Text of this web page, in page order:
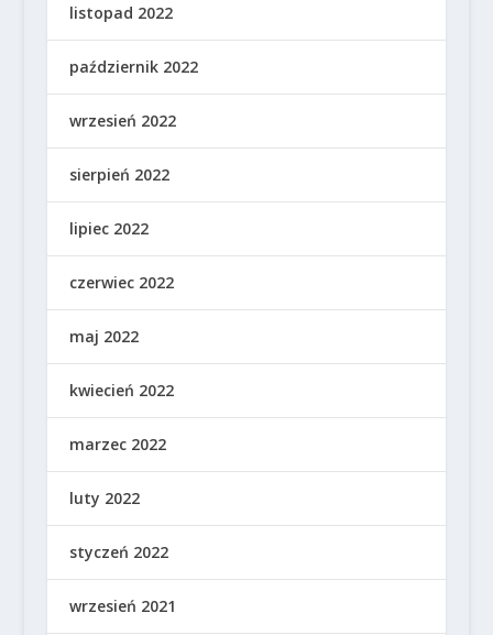
listopad 2022
październik 2022
wrzesień 2022
sierpień 2022
lipiec 2022
czerwiec 2022
maj 2022
kwiecień 2022
marzec 2022
luty 2022
styczeń 2022
wrzesień 2021